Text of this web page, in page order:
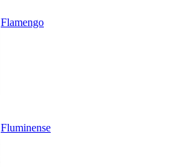
Flamengo
Fluminense